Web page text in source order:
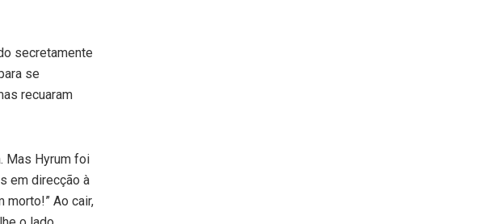
secretamente
se
recuaram
Mas Hyrum foi
em direcção à
morto!” Ao cair,